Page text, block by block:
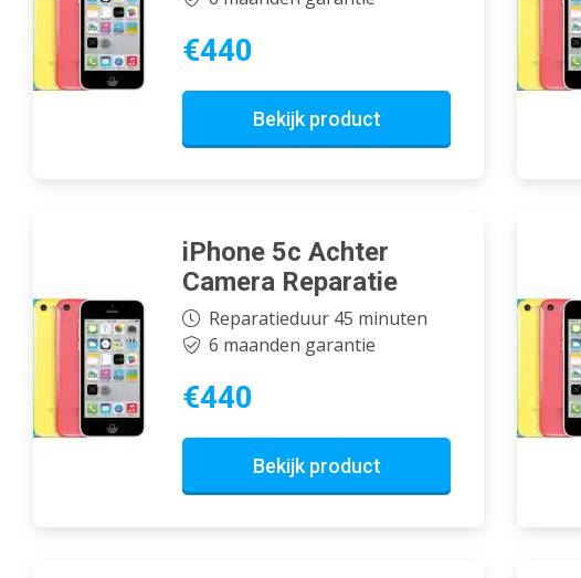
€440
Bekijk product
iPhone 5c Achter
Camera Reparatie
Reparatieduur 45 minuten
6 maanden garantie
€440
Bekijk product